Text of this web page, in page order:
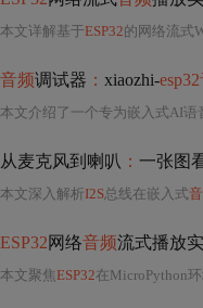
本文详解基于ESP32的网络流式
音频调试器 ： xiaozhi-
本文介绍了一个专为嵌入式AI语
从麦克风到喇叭 ： 一张图
本文深入解析I2S总线在嵌入式
ESP32网络音频流式播放
本文聚焦ESP32在MicroPython